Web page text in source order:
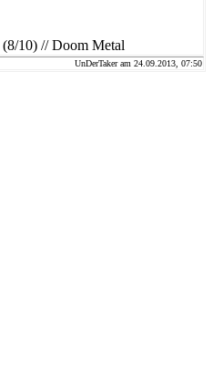
(8/10) // Doom Metal
UnDerTaker am 24.09.2013, 07:50